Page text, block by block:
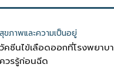
สุขภาพและความเป็นอยู่
วัคซีนไข้เลือดออกที่โรงพยา
ควรรู้ก่อนฉีด